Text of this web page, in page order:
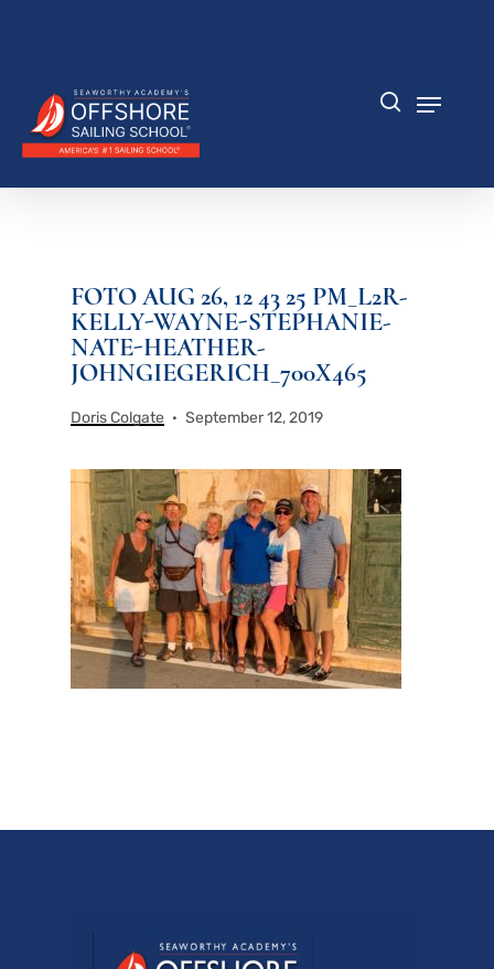
FOTO AUG 26, 12 43 25 PM_L2R-
KELLY-WAYNE-STEPHANIE-
NATE-HEATHER-
JOHNGIEGERICH_700X465
Doris Colgate September 12, 2019